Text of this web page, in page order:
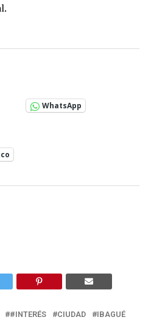
WhatsApp
#INTERÉS CIUDAD
IBAGUÉ